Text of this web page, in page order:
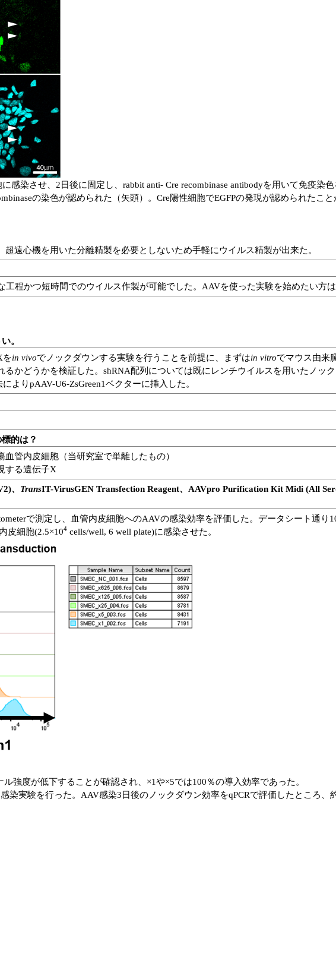
感染させ、2日後に固定し、rabbit anti- Cre recombinase antibodyを用いて免疫染
の染色が認められた（矢頭）。Cre陽性細胞でEGFPの発現が認められたこ
遠心機を用いた分離精製を必要としないため手軽にウイルス精製が出来た。
程かつ短時間でのウイルス作製が可能でした。AAVを使った実験を始めたい方
。
をin vivoでノックダウンする実験を行うことを前提に、まずはin vitroでマウス由来
るかどうかを検証した。shRNA配列については既にレンチウイルスを用いたノッ
よりpAAV-U6-ZsGreen1ベクターに挿入した。
的は？
管内皮細胞（当研究室で単離したもの）
する遺伝子X
、 TransIT-VirusGEN Transfection Reagent、AAVpro Purification Kit Midi (All
で測定し、血管内皮細胞へのAAVの感染効率を評価した。データシート通り
皮細胞(2.5×104 cells/well, 6 well plate)に感染させた。
強度が低下することが確認され、×1や×5では100％の導入効率であった。
染実験を行った。AAV感染3日後のノックダウン効率をqPCRで評価したところ、